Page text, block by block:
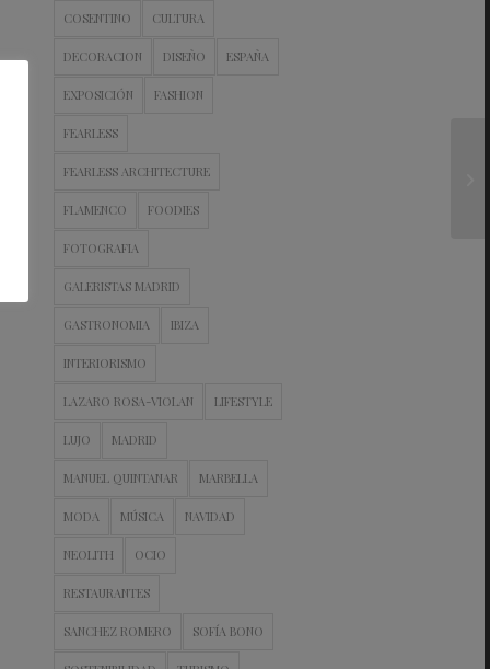
COSENTINO CULTURA
DECORACION DISEÑO ESPAÑA
EXPOSICIÓN FASHION
FEARLESS
FEARLESS ARCHITECTURE
FLAMENCO FOODIES
FOTOGRAFIA
GALERISTAS MADRID
GASTRONOMIA IBIZA
INTERIORISMO
LAZARO ROSA-VIOLAN LIFESTYLE
LUJO MADRID
MANUEL QUINTANAR MARBELLA
MODA MÚSICA NAVIDAD
NEOLITH OCIO
RESTAURANTES
SANCHEZ ROMERO SOFÍA BONO